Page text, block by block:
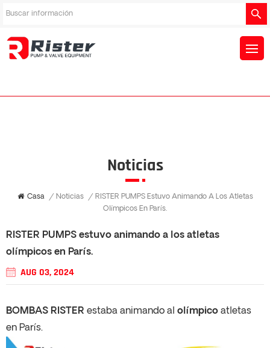
Noticias
Casa / Noticias / RISTER PUMPS Estuvo Animando A Los Atletas
Olímpicos En París.
RISTER PUMPS estuvo animando a los atletas
olímpicos en París.
AUG 03, 2024
BOMBAS RISTER estaba animando al olímpico atletas
en París.